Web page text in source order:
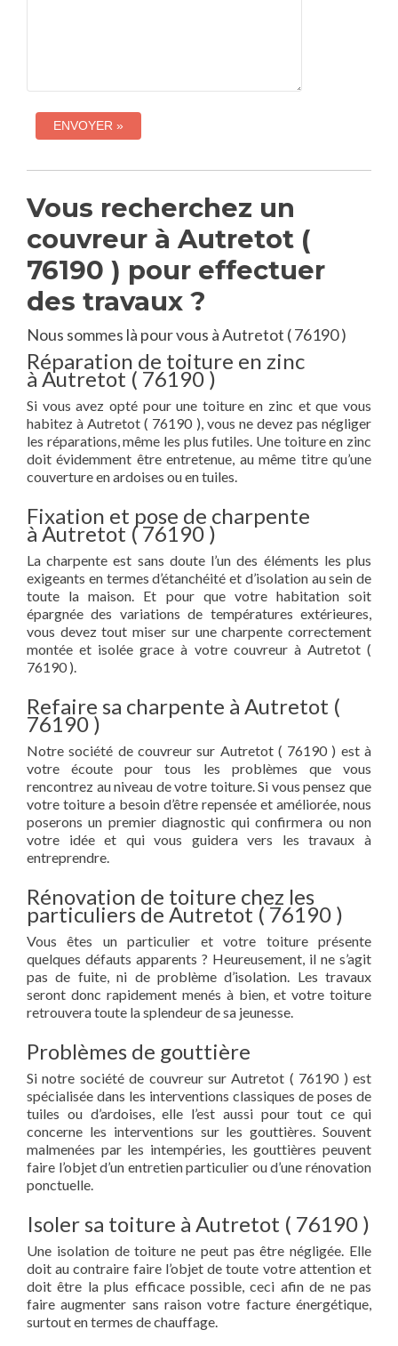
Vous recherchez un
couvreur à Autretot (
76190 ) pour effectuer
des travaux ?
Nous sommes là pour vous à Autretot ( 76190 )
Réparation de toiture en zinc
à Autretot ( 76190 )
Si vous avez opté pour une toiture en zinc et que vous
habitez à Autretot ( 76190 ), vous ne devez pas négliger
les réparations, même les plus futiles. Une toiture en zinc
doit évidemment être entretenue, au même titre qu’une
couverture en ardoises ou en tuiles.
Fixation et pose de charpente
à Autretot ( 76190 )
La charpente est sans doute l’un des éléments les plus
exigeants en termes d’étanchéité et d’isolation au sein de
toute la maison. Et pour que votre habitation soit
épargnée des variations de températures extérieures,
vous devez tout miser sur une charpente correctement
montée et isolée grace à votre couvreur à Autretot (
76190 ).
Refaire sa charpente à Autretot (
76190 )
Notre société de couvreur sur Autretot ( 76190 ) est à
votre écoute pour tous les problèmes que vous
rencontrez au niveau de votre toiture. Si vous pensez que
votre toiture a besoin d’être repensée et améliorée, nous
poserons un premier diagnostic qui confirmera ou non
votre idée et qui vous guidera vers les travaux à
entreprendre.
Rénovation de toiture chez les
particuliers de Autretot ( 76190 )
Vous êtes un particulier et votre toiture présente
quelques défauts apparents ? Heureusement, il ne s’agit
pas de fuite, ni de problème d’isolation. Les travaux
seront donc rapidement menés à bien, et votre toiture
retrouvera toute la splendeur de sa jeunesse.
Problèmes de gouttière
Si notre société de couvreur sur Autretot ( 76190 ) est
spécialisée dans les interventions classiques de poses de
tuiles ou d’ardoises, elle l’est aussi pour tout ce qui
concerne les interventions sur les gouttières. Souvent
malmenées par les intempéries, les gouttières peuvent
faire l’objet d’un entretien particulier ou d’une rénovation
ponctuelle.
Isoler sa toiture à Autretot ( 76190 )
Une isolation de toiture ne peut pas être négligée. Elle
doit au contraire faire l’objet de toute votre attention et
doit être la plus efficace possible, ceci afin de ne pas
faire augmenter sans raison votre facture énergétique,
surtout en termes de chauffage.